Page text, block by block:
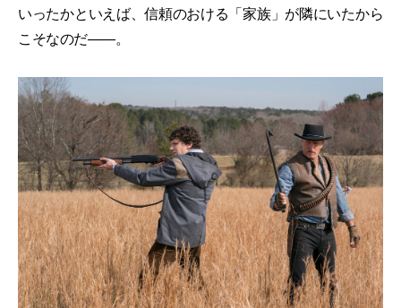
いったかといえば、信頼のおける「家族」が隣にいたから
こそなのだ――。